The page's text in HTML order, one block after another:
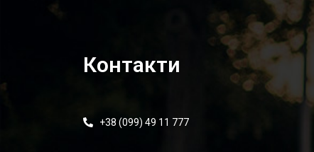
Контакти
+38 (099) 49 11 777